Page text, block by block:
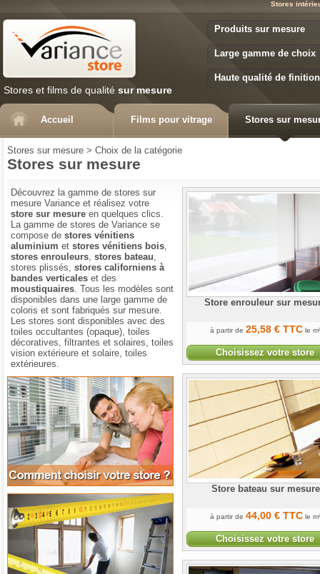
Stores
Stores et films de qualité sur mesure
Produits sur mesure
Large gamme de choix
Haute qualité de finition
Accueil Films pour vitrage Stores sur
Stores sur mesure > Choix de la catégorie
Stores sur mesure
Découvrez la gamme de stores sur
mesure Variance et réalisez votre
store sur mesure en quelques clics.
La gamme de stores de Variance se
compose de stores vénitiens
aluminium et stores vénitiens bois,
stores enrouleurs, stores bateau,
stores plissés, stores californiens à
bandes verticales et des
moustiquaires. Tous les modèles sont
disponibles dans une large gamme de
coloris et sont fabriqués sur mesure.
Les stores sont disponibles avec des
toiles occultantes (opaque), toiles
décoratives, filtrantes et solaires, toiles
vision extérieure et solaire, toiles
extérieures.
Comment choisir votre store
Store enrouleur sur
à partir de 25,58 € TTC le m²
Choisissez votre store
Store bateau sur mesure
à partir de 44,00 € TTC le m²
Choisissez votre store